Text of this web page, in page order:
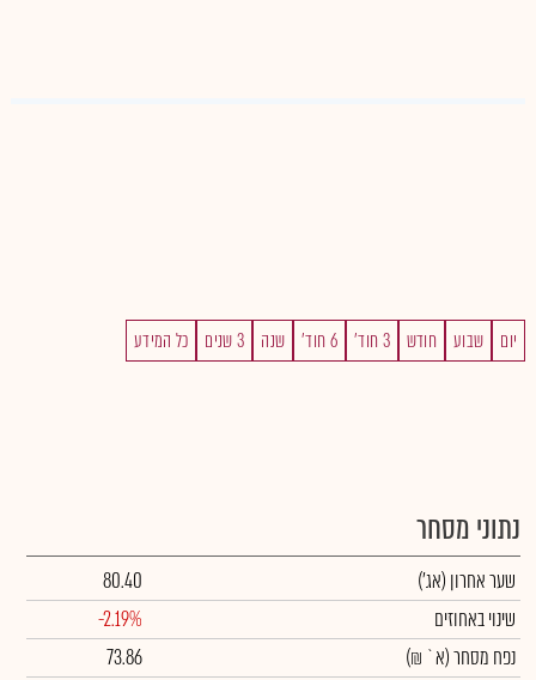
יום שבוע חודש 3 חוד' 6 חוד' שנה 3 שנים כל המידע
נתוני מסחר
שער אחרון (אג')
80.40
שינוי באחוזים
-2.19%
נפח מסחר(א` ₪)
73.86